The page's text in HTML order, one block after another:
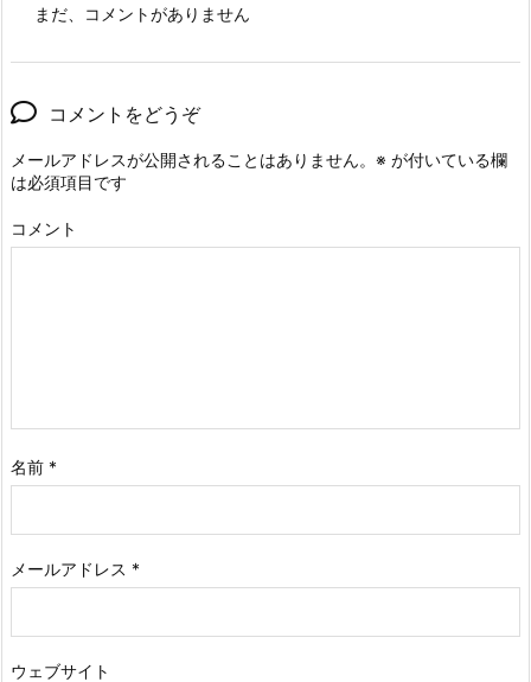
まだ、コメントがありません
コメントをどうぞ
メールアドレスが公開されることはありません。 ※ が付いている欄
は必須項目です
コメント
名前 *
メールアドレス *
ウェブサイト